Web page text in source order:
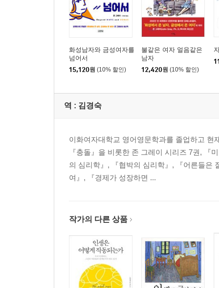
화성남자와 금성여자를
넘어서
15,120원 (10% 할인)
불같은 여자 얼음같은
남자
12,420원 (10% 할인)
역 : 김경숙
이화여자대학교 영어영문학과를 졸업하고 현
『충돌』을 비롯한 존 그레이 시리즈 7권, 『
의 심리학』, 『협박의 심리학』, 『어른들은
여』, 『경제가 성장하면 ...
작가의 다른 상품